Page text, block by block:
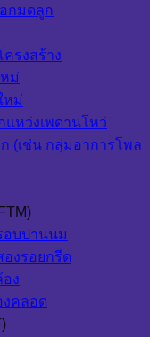
กมดลูก
รงสร้าง
ม่
หม่
หว่งเพดานโหว่
(เช่น กลุ่มอาการโพล
อบปานนม
งรอยกรีด
ง
งคลอด